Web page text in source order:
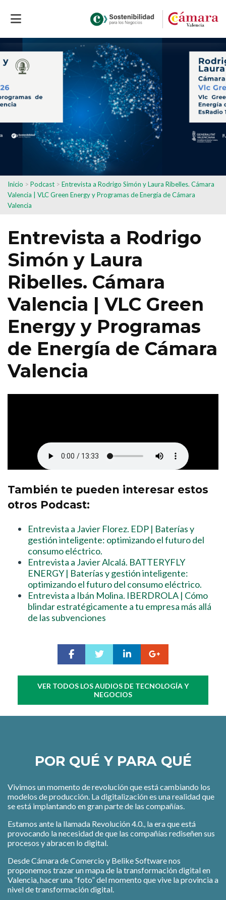
Inicio > Podcast > Entrevista a Rodrigo Simón y Laura Ribelles. Cámara
Valencia | VLC Green Energy y Programas de Energía de Cámara
Valencia
Entrevista a Rodrigo
Simón y Laura
Ribelles. Cámara
Valencia | VLC Green
Energy y Programas
de Energía de Cámara
Valencia
También te pueden interesar estos
otros Podcast:
Entrevista a Javier Florez. EDP | Baterías y
gestión inteligente: optimizando el futuro del
consumo eléctrico.
Entrevista a Javier Alcalá. BATTERYFLY
ENERGY | Baterías y gestión inteligente:
optimizando el futuro del consumo eléctrico.
Entrevista a Ibán Molina. IBERDROLA | Cómo
blindar estratégicamente a tu empresa más allá
de las subvenciones
VER TODOS LOS AUDIOS DE TECNOLOGÍA Y
NEGOCIOS
POR QUÉ Y PARA QUÉ
Vivimos un momento de revolución que está cambiando los
modelos de producción. La digitalización es una realidad que
se está implantando en gran parte de las compañías.
Estamos ante la llamada Revolución 4.0., la era que está
provocando la necesidad de que las compañías rediseñen sus
procesos y abracen lo digital.
Desde Cámara de Comercio y Belike Software nos
proponemos trazar un mapa de la transformación digital en
Valencia, hacer una “foto” del momento que vive la provincia a
nivel de transformación digital.